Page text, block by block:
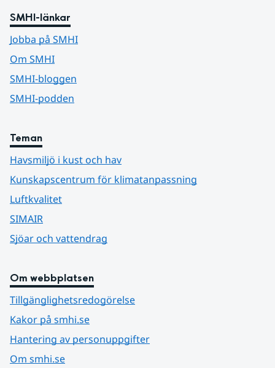
SMHI-länkar
Jobba på SMHI
Om SMHI
SMHI-bloggen
SMHI-podden
Teman
Havsmiljö i kust och hav
Kunskapscentrum för klimatanpassning
Luftkvalitet
SIMAIR
Sjöar och vattendrag
Om webbplatsen
Tillgänglighetsredogörelse
Kakor på smhi.se
Hantering av personuppgifter
Om smhi.se